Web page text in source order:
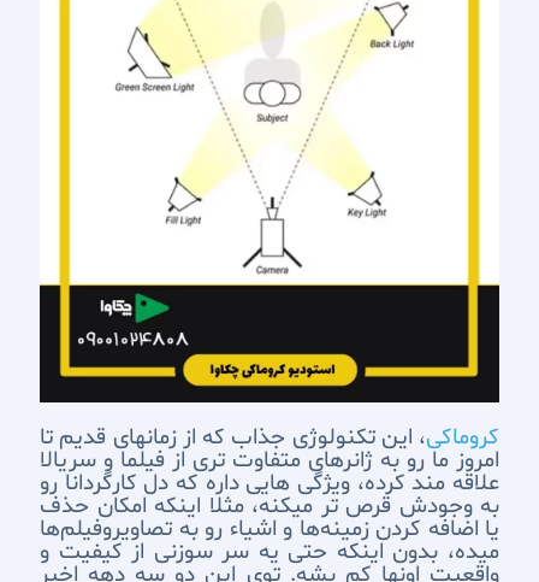
کروماکی، این تکنولوژی جذاب که از زمانهای قدیم تا
امروز ما رو به ژانرهای متفاوت تری از فیلما و سریالا
علاقه مند کرده، ویژگی هایی داره که دل کارگردانا رو
به وجودش قرص تر میکنه، مثلا اینکه امکان حذف
یا اضافه کردن زمینه‌ها و اشیاء رو به تصاویروفیلم‌ها
میده، بدون اینکه حتی یه سر سوزنی از کیفیت و
واقعیت اونها کم بشه. توی این دو سه دهه اخیر